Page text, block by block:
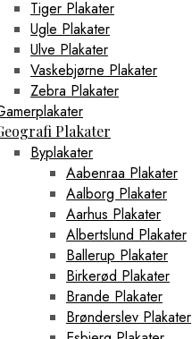
Tiger Plakater
Ugle Plakater
Ulve Plakater
Vaskebjørne Plakater
Zebra Plakater
Plakater
Byplakater
Aabenraa Plakater
Aalborg Plakater
Aarhus Plakater
Albertslund Plakater
Ballerup Plakater
Birkerød Plakater
Brande Plakater
Brønderslev Plakater